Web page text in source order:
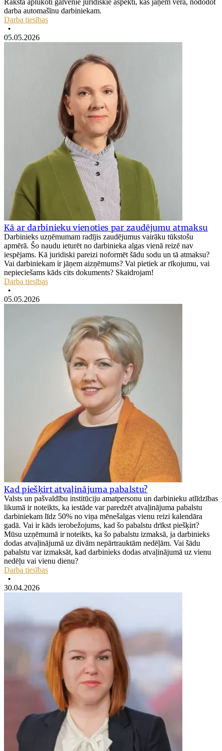
darba automašīnu darbiniekam.
Darba tiesības
•
05.05.2026
Kā ar darbinieku vienoties par zaudējumu atmaksu
Darbinieks uzņēmumam radījis zaudējumus vairāku tūkstošu
apmērā. Šo naudu ieturēt no darbinieka algas vienā reizē nav
iespējams. Kā juridiski pareizi noformēt šādu sodu un tā atmaksu?
Vai darbiniekam ir jāņem aizņēmums? Vai pietiek ar rīkojumu, vai
nepieciešams kāds cits dokuments? Skaidrojam!
Darba tiesības
•
05.05.2026
Kad piešķirt atvaļinājuma pabalstu?
Valsts un pašvaldību institūciju amatpersonu un darbinieku atlīdzības
likumā ir noteikts, ka iestāde var paredzēt atvaļinājuma pabalstu
darbiniekam līdz 50% no viņa mēnešalgas vienu reizi kalendāra
gadā. Vai ir kāds ierobežojums, kad šo pabalstu drīkst piešķirt?
Mūsu uzņēmumā ir noteikts, ka šo pabalstu izmaksā, ja darbinieks
dodas atvaļinājumā uz divām nepārtrauktām nedēļām. Vai šādu
pabalstu var izmaksāt, kad darbinieks dodas atvaļinājumā uz vienu
nedēļu vai vienu dienu?
Darba tiesības
•
30.04.2026